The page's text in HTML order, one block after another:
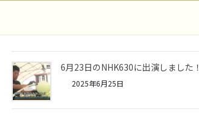
6月23日のNHK630に出演しました！
2025年6月25日